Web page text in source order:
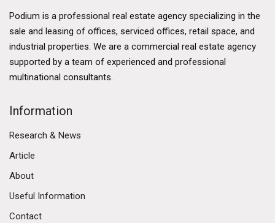
Podium is a professional real estate agency specializing in the
sale and leasing of offices, serviced offices, retail space, and
industrial properties. We are a commercial real estate agency
supported by a team of experienced and professional
multinational consultants.
Information
Research & News
Article
About
Useful Information
Contact